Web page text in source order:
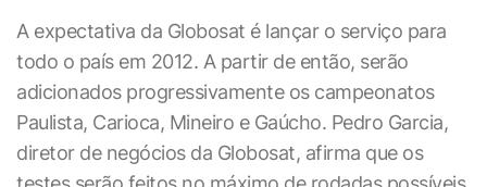
A expectativa da Globosat é lançar o serviço para
todo o país em 2012. A partir de então, serão
adicionados progressivamente os campeonatos
Paulista, Carioca, Mineiro e Gaúcho. Pedro Garcia,
diretor de negócios da Globosat, afirma que os